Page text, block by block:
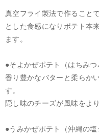
真空フライ製法で作ること
とした食感になりポテト本
ます。
●そよかぜポテト（はちみつ
香り豊かなバターと柔らか
す。
隠し味のチーズが風味をよ
●うみかぜポテト（沖縄の塩